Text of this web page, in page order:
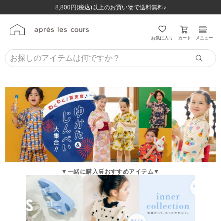
8,800円(税込)以上のお買い物で送料無料♪
ほぼ全品半額！！8/12(水)お昼12:59まで！！
8,800円(税込)以上のお買い物で送料無料♪
ほぼ全品半額！！8/12(水)お昼12:59まで！！
お気に入り カート メニュー
▼一緒に購入🛒おすすめアイテム▼